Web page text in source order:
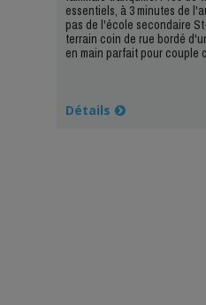
essentiels, à 3 minutes de
pas de l'école secondaire
terrain coin de rue bordé
en main parfait pour couple
Détails